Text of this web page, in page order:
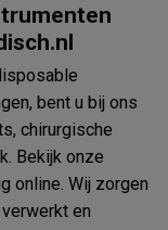
bent u bij ons
chirurgische
Bekijk onze
online. Wij zorgen
en